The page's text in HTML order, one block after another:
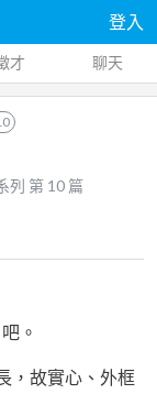
登入
才 聊天
列 第 10 篇
。
，故實心、外框